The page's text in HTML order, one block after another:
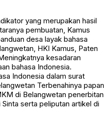
yang merupakan hasil
pembuatan, Kamus
desa layak bahasa
HKI Kamus, Paten
kesadaran
bahasa Indonesia.
Indonesia dalam surat
Terbenahinya papan
di Belangwetan penerbitan
serta peliputan artikel di